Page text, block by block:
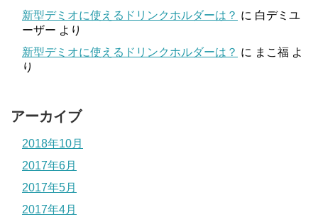
新型デミオに使えるドリンクホルダーは？ に 白デミユ
ーザー より
新型デミオに使えるドリンクホルダーは？ に まこ福 よ
り
アーカイブ
2018年10月
2017年6月
2017年5月
2017年4月